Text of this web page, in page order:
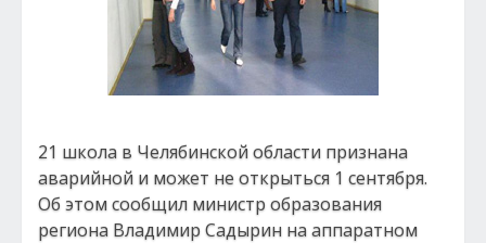
21 школа в Челябинской области признана
аварийной и может не открыться 1 сентября.
Об этом сообщил министр образования
региона Владимир Садырин на аппаратном